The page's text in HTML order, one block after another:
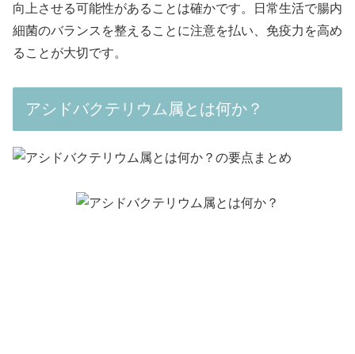
向上させる可能性があることは確かです。日常生活で腸内
細菌のバランスを整えることに注意を払い、免疫力を高め
ることが大切です。
アシドバクテリウム属とは何か？